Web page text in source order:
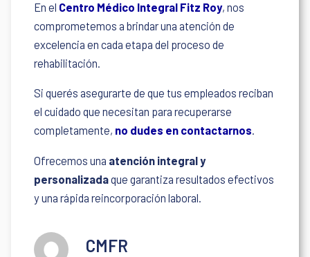
En el Centro Médico Integral Fitz Roy, nos
comprometemos a brindar una atención de
excelencia en cada etapa del proceso de
rehabilitación.
Si querés asegurarte de que tus empleados reciban
el cuidado que necesitan para recuperarse
completamente, no dudes en contactarnos.
Ofrecemos una atención integral y
personalizadaque garantiza resultados efectivos
y una rápida reincorporación laboral.
CMFR